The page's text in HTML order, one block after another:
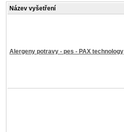
Název vyšetření
Alergeny potravy - pes - PAX technology